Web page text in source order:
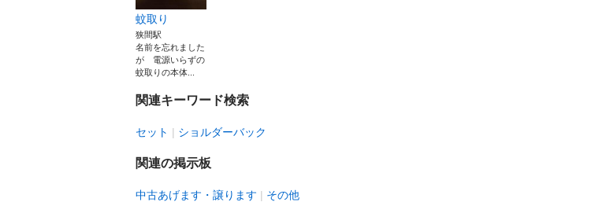
蚊取り
狭間駅
名前を忘れました
が 電源いらずの
蚊取りの本体...
関連キーワード検索
セット ショルダーバック
関連の掲示板
中古あげます・譲ります その他